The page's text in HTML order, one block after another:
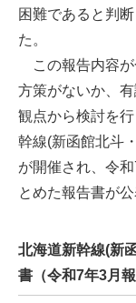
困難であると判
た。
この報告内容が
方策がないか、
観点から検討を
幹線(新函館北斗
が開催され、令
とめた報告書が公
北海道新幹線(新
書（令和7年3月報